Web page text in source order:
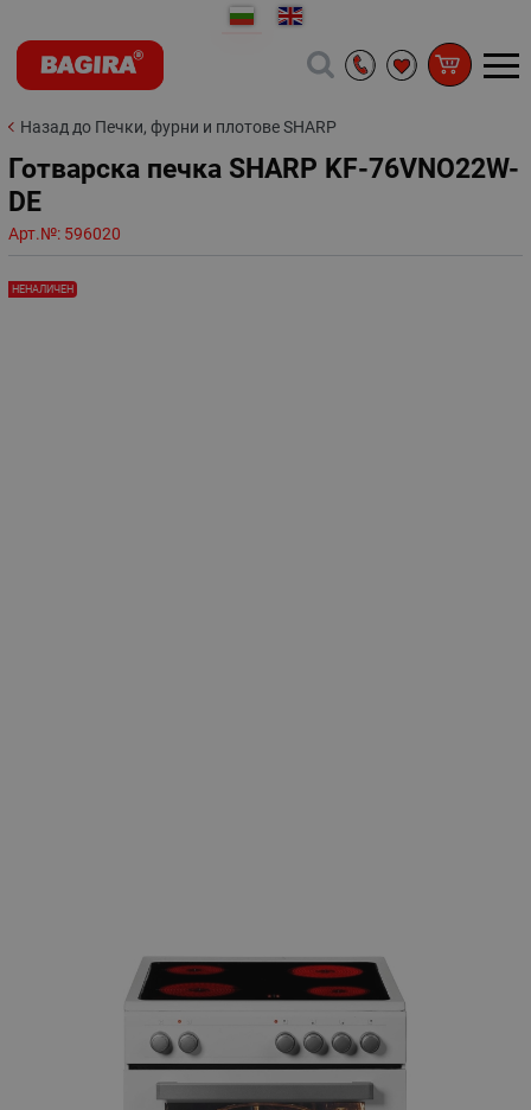
Назад до Печки, фурни и плотове SHARP
Готварска печка SHARP KF-76VNO22W-
DE
Арт.№: 596020
НЕНАЛИЧЕН